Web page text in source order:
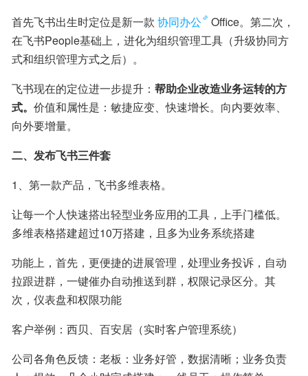
首先飞书出生时定位是新一款 协同办公
Office。第二次，
在飞书People基础上，进化为组织管理工具（升级协同方
式和组织管理方式之后）。
飞书现在的定位进一步提升： 帮助企业改造业务运转的方
式。 价值和属性是：敏捷应变、快速增长。向内要效率、
向外要增量。
二、发布飞书三件套
1、第一款产品，飞书多维表格。
让每一个人快速搭出轻型业务应用的工具，上手门槛低。
多维表格搭建超过10万搭建，且多为业务系统搭建
功能上，首先，更便捷的进展管理，处理业务投诉，自动
拉跟进群，一键催办自动推送到群，权限记录区分。其
次，仪表盘和权限功能
客户举例：西贝、百安居（实时客户管理系统）
公司各角色反馈：老板：业务好管，数据清晰；业务负责